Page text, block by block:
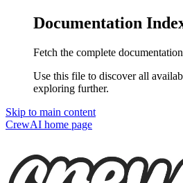
Documentation
Fetch the complete
Use this file to discover all
exploring further.
Skip to main content
CrewAI home page